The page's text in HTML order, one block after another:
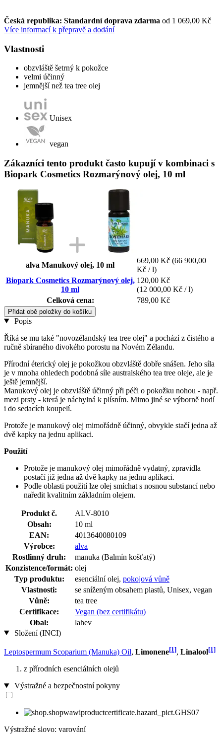
Česká republika: Standardní doprava zdarma od 1 069,00 Kč
Více informací k přepravě a dodání
Vlastnosti
obzvláště šetrný k pokožce
velmi účinný
jemnější než tea tree olej
Unisex
vegan
Zákazníci tento produkt často kupují v kombinaci s
Biopark Cosmetics Rozmarýnový olej, 10 ml
alva Manukový olej, 10 ml
669,00 Kč (66 900,00
Kč / l)
Biopark Cosmetics Rozmarýnový olej,
10 ml
120,00 Kč
(12 000,00 Kč / l)
Celková cena:
789,00 Kč
Přidat obě položky do košíku
Popis
Říká se mu také "novozélandský tea tree olej" a pochází z čistého a
ručně sbíraného divokého porostu na Novém Zélandu.
Přírodní éterický olej je pokožkou obzvláště dobře snášen. Jeho síla
je v mnoha ohledech podobná síle australského tea tree oleje, ale je
ještě jemnější.
Manukový olej je obzvláště účinný při péči o pokožku nohou - např.
mezi prsty - která je náchylná k plísním. Mimo jiné se výborně hodí
i do sedacích koupelí.
Protože je manukový olej mimořádně účinný, obvykle stačí jedna až
dvě kapky na jednu aplikaci.
Použití
Protože je manukový olej mimořádně vydatný, zpravidla
postačí již jedna až dvě kapky na jednu aplikaci.
Podle oblasti použití lze olej smíchat s nosnou substancí nebo
naředit kvalitním základním olejem.
Produkt č.
ALV-8010
Obsah:
10 ml
EAN:
4013640080109
Výrobce:
alva
Rostlinný druh:
manuka (Balmín košťatý)
Konzistence/formát: olej
Typ produktu:
esenciální olej, pokojová vůně
Vlastnosti:
se sníženým obsahem plastů, Unisex, vegan
Vůně:
tea tree
Certifikace:
Vegan (bez certifikátu)
Obal:
lahev
Složení (INCI)
Leptospermum Scoparium (Manuka) Oil, Limonene[1], Linalool[1]
z přírodních esenciálních olejů
Výstražné a bezpečnostní pokyny
Výstražné slovo: varování